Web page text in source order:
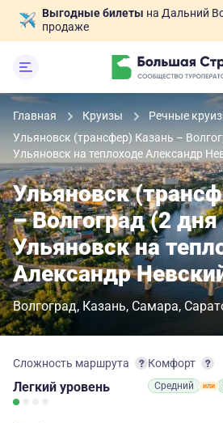
Выгодные билеты на Дальний
продаже
Главная Круизы
Речные
Ульяновск (трансфер) Казань –
Ульяновск на теплоходе Александр
Ульяновск
– Волгоград (2
Ульяновск на
Александр
Волгоград Казань Самара
Сложность маршрута
Легкий уровень
Комфорт
Средний